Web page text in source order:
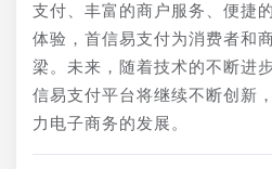
支付、丰富的商户服务、便捷
体验，首信易支付为消费者和
梁。未来，随着技术的不断进
信易支付平台将继续不断创新
力电子商务的发展。